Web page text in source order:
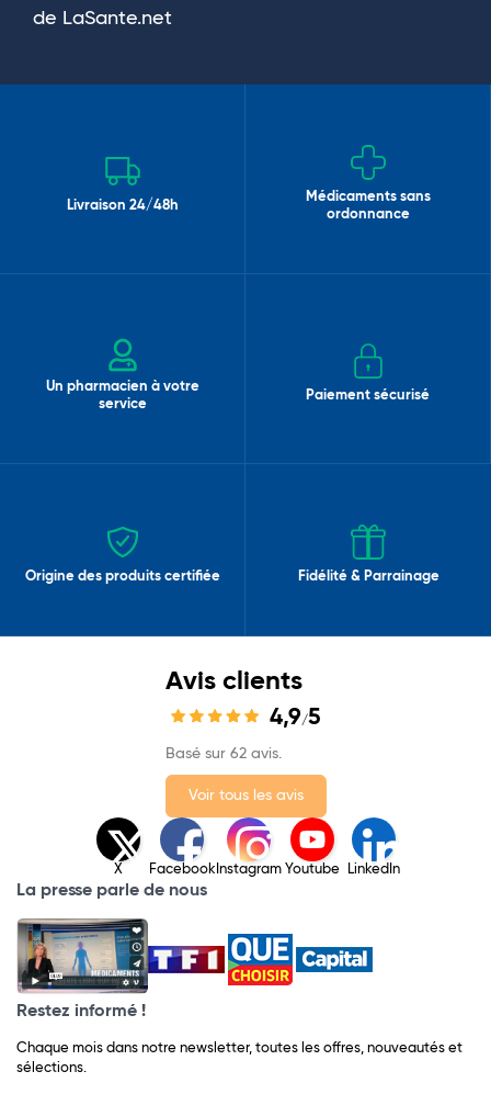
de LaSante.net
Livraison 24/48h
Médicaments sans
ordonnance
Un pharmacien à votre
service
Paiement sécurisé
Origine des produits certifiée Fidélité & Parrainage
Avis clients
4,9/5
Basé sur 62 avis.
Voir tous les avis
X Facebook Instagram Youtube LinkedIn
La presse parle de nous
Restez informé !
Chaque mois dans notre newsletter, toutes les offres, nouveautés et
sélections.